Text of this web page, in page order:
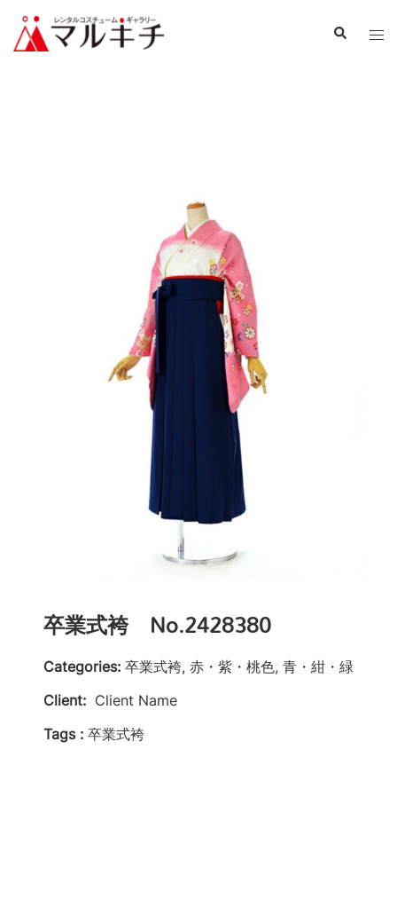
卒業式袴 No.2428380
Categories: 卒業式袴, 赤・紫・桃色, 青・紺・緑
Client: Client Name
Tags : 卒業式袴